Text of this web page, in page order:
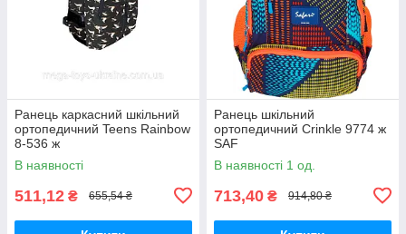
Ранець каркасний шкільний
ортопедичний Teens Rainbow
8-536 ж
В наявності
511,12 ₴ 655,54 ₴
Ранець шкільний
ортопедичний Crinkle 9774 ж
SAF
В наявності 1 од.
713,40 ₴ 914,80 ₴